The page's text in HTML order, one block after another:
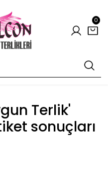
0
Terlik'
sonuçları